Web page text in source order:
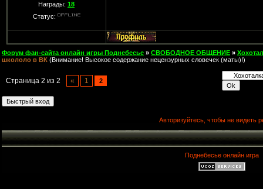
Награды: 18
Статус:
Форум фан-сайта онлайн игры Поднебесье » СВОБОДНОЕ ОБЩЕНИЕ »
школоло в ВК (Внимание! Высокое содержание нецензурных словечек (маты)!)
Страница 2 из 2 « 1 2
Авторизуйтесь, чтобы не видеть
Поднебесье онлайн игра